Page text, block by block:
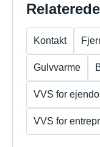
Kontakt
Gulvvarme
VVS for
VVS for